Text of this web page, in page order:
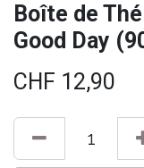
Boîte de
Good Day
CHF 12,90